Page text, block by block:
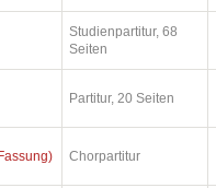
Studienpartitur, 68
Seiten
Partitur, 20 Seiten
Chorpartitur